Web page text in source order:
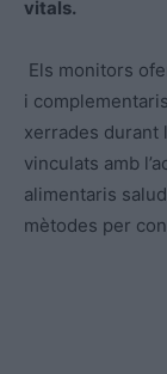
vitals.
Els monitors
i
xerrades durant
vinculats amb
alimentaris
mètodes per